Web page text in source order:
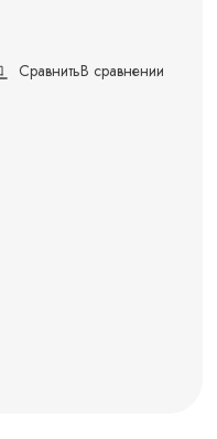
СравнитьВ сравнении